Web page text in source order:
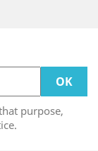
purpose,